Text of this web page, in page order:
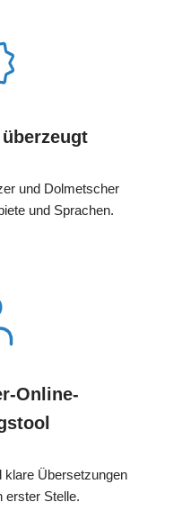
und Dolmetscher
und Sprachen.
Online-
klare Übersetzungen
erster Stelle.